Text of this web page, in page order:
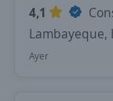
4,1
Lambayeque,
Ayer